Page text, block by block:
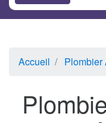
Accueil Plombier